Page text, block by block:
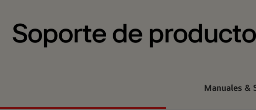
Soporte de producto
Manuales &